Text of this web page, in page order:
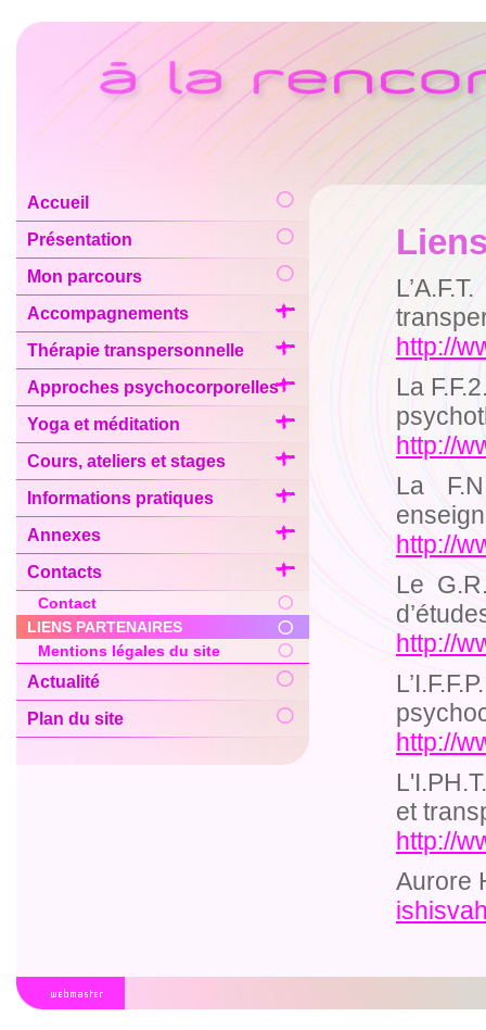
Accueil
Présentation
Mon parcours
Accompagnements
Thérapie transpersonnelle
Approches psychocorporelles
Yoga et méditation
Cours, ateliers et stages
Informations pratiques
Annexes
Contacts
Contact
LIENS PARTENAIRES
Mentions légales du site
Actualité
Plan du site
http://
La
http://
La
http://
Le
http://
http://
et
http://
Aurore